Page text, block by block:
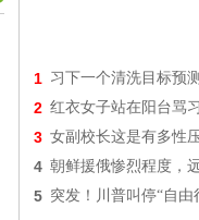
1 习下一个清洗目标预
2 红衣女子站在阳台骂
3 女副校长这是有多性
4 朝鲜援俄惨烈程度，
5 突发！川普叫停“自由